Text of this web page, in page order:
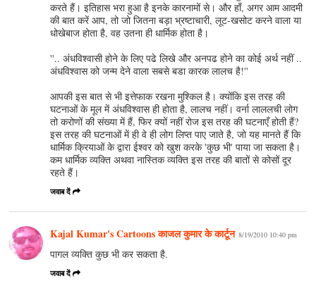
करते हैं। इतिहास भरा हुआ है इनके कारनामों से। और हाँ, अगर आम आदमी
की बात करें आप, तो जो जितना बड़ा भ्रष्टाचारी, लूट-खसोट करने वाला या
धोखेबाज होता है, वह उतना ही धार्मिक होता है।
''.. अंधविश्‍वासी होने के लिए पढे लिखे और अनपढ होने का कोई अर्थ नहीं ..
अंधविश्‍वास को जन्‍म देने वाला सबसे बडा कारक लालच है!''
आपकी इस बात से भी इत्तेफाक रखना मुश्किल है। क्योंकि इस तरह की
घटनाओं के मूल में अंधविश्वास ही होता है, लालच नहीं। वर्ना लाललची लोग
तो करोणों की संख्या में हैं, फिर क्यों नहीं रोज इस तरह की घटनाएँ होती हैं?
इस तरह की घटनाओं में ही वे ही लोग लिप्त पाए जाते है, जो यह मानते हैं कि
धार्मिक क्रियाओं के द्वारा ईश्वर को खुश करके 'कुछ भी' पाया जा सकता है।
कम धार्मिक व्यक्ति अथवा नास्तिक व्यक्ति इस तरह की बातों से कोसों दूर
रहते हैं।
जवाब दें
Kajal Kumar's Cartoons काजल कुमार के कार्टून 8/19/2010 10:40 pm
पागल व्यक्ति कुछ भी कर सकता है.
जवाब दें